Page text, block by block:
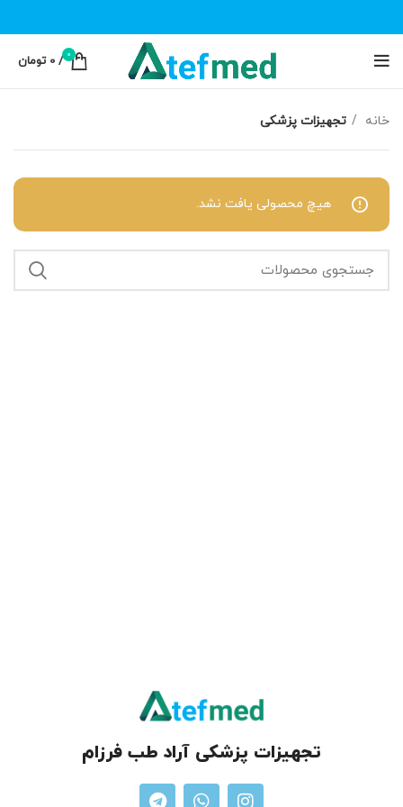
0
/
0 تومان
خانه تجهیزات پزشکی
هیچ محصولی یافت نشد.
تجهیزات پزشکی آراد طب فرزام